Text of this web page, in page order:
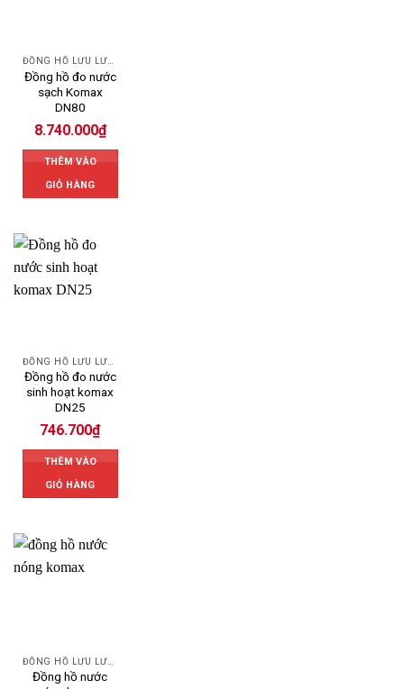
ĐỒNG HỒ LƯU LƯỢNG NƯỚC KOMAX
Đồng hồ đo nước
sạch Komax
DN80
8.740.000₫
THÊM VÀO
GIỎ HÀNG
ĐỒNG HỒ LƯU LƯỢNG NƯỚC KOMAX
Đồng hồ đo nước
sinh hoạt komax
DN25
746.700₫
THÊM VÀO
GIỎ HÀNG
ĐỒNG HỒ LƯU LƯỢNG NƯỚC KOMAX
Đồng hồ nước